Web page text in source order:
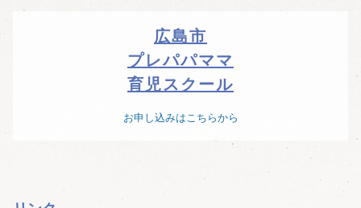
広島市
プレパパママ
育児スクール
お申し込みはこちらから